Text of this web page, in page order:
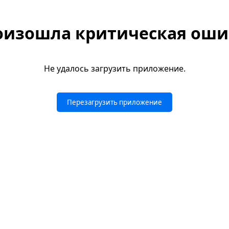
критическая
Не удалось загрузить приложение.
Перезагрузить приложение